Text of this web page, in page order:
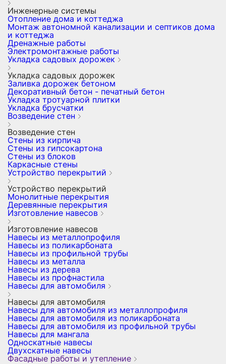
Инженерные системы
Отопление дома и коттеджа
Монтаж автономной канализации и септиков дома
и коттеджа
Дренажные работы
Электромонтажные работы
Укладка садовых дорожек
Укладка садовых дорожек
Заливка дорожек бетоном
Декоративный бетон - печатный бетон
Укладка тротуарной плитки
Укладка брусчатки
Возведение стен
Возведение стен
Стены из кирпича
Стены из гипсокартона
Стены из блоков
Каркасные стены
Устройство перекрытий
Устройство перекрытий
Монолитные перекрытия
Деревянные перекрытия
Изготовление навесов
Изготовление навесов
Навесы из металлопрофиля
Навесы из поликарбоната
Навесы из профильной трубы
Навесы из металла
Навесы из дерева
Навесы из профнастила
Навесы для автомобиля
Навесы для автомобиля
Навесы для автомобиля из металлопрофиля
Навесы для автомобиля из поликарбоната
Навесы для автомобиля из профильной трубы
Навесы для мангала
Односкатные навесы
Двухскатные навесы
Фасадные работы и утепление